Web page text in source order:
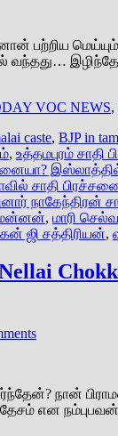
பற்றிய
வந்தது…
VOC NEWS,
caste, BJP in
, உத்தமபுரம் சாதி
சாதி
நாகேந்திரன்
, மாரி
ஜி சத்திரியன்,
நான்
என